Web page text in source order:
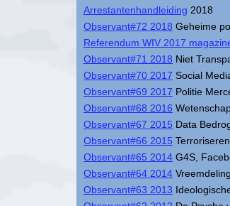
Arrestantenhandleiding 2018
Observant#72 2018 Geheime
Referendum WIV 2017
Observant#71 2018 Niet
Observant#70 2017 Social
Observant#69 2017 Politie
Observant#68 2016
Observant#67 2015 Data
Observant#66 2015
Observant#65 2014 G4S,
Observant#64 2014
Observant#63 2013